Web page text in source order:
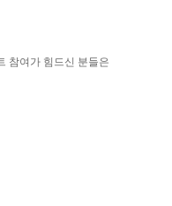
참여가 힘드신 분들은